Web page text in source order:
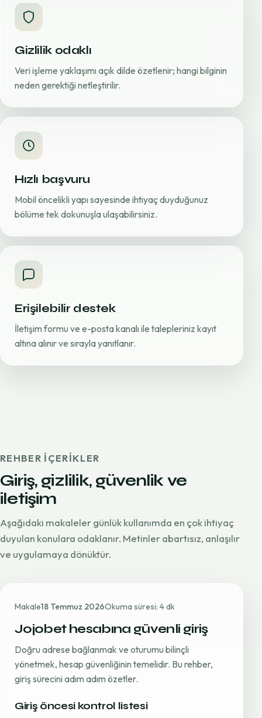
Gizlilik odaklı
Veri işleme yaklaşımı açık dilde özetlenir; hangi bilginin
neden gerektiği netleştirilir.
Hızlı başvuru
Mobil öncelikli yapı sayesinde ihtiyaç duyduğunuz
bölüme tek dokunuşla ulaşabilirsiniz.
Erişilebilir destek
İletişim formu ve e-posta kanalı ile talepleriniz kayıt
altına alınır ve sırayla yanıtlanır.
REHBER IÇERIKLER
Giriş, gizlilik, güvenlik ve
iletişim
Aşağıdaki makaleler günlük kullanımda en çok ihtiyaç
duyulan konulara odaklanır. Metinler abartısız, anlaşılır
ve uygulamaya dönüktür.
Makale18 Temmuz 2026Okuma süresi: 4 dk
Jojobet hesabına güvenli giriş
Doğru adrese bağlanmak ve oturumu bilinçli
yönetmek, hesap güvenliğinin temelidir. Bu rehber,
giriş sürecini adım adım özetler.
Giriş öncesi kontrol listesi